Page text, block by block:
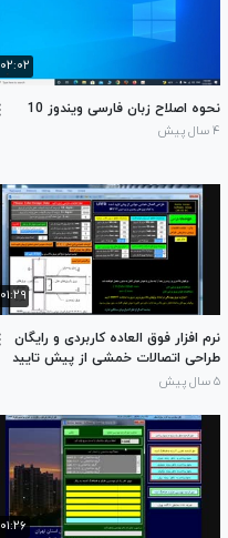
۰۲:۰۲
نحوه اصلاح زبان فارسی ویندوز 10
۴ سال پیش
۰۱:۲۹
نرم افزار فوق العاده کاربردی و رایگان
طراحی اتصالات خمشی از پیش تایید
شده مطابق مبحث دهم مقررات ملی
۵ سال پیش
۰۱:۲۶